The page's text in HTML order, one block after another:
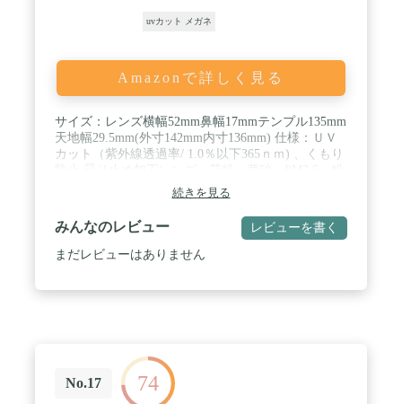
uvカット メガネ
Amazonで詳しく見る
サイズ：レンズ横幅52mm鼻幅17mmテンプル135mm
天地幅29.5mm(外寸142mm内寸136mm) 仕様：ＵＶ
カット（紫外線透過率/ 1.0％以下365ｎｍ) 、くもり
塵対応 / 顔にフィット、目立たない、曇りどめ、UV
カットと三拍子揃った花粉防止めがね。 認定：
JAPOC認証花粉対策製品 （数少ない花粉協会にも認
められた商品です。） / フードがフレームの内側に
ついているので、びっくりするほど目立たない。ツ
止眼鏡として愛され続け28年。 累計販売本数300万
本以上の実績。これから花粉防止眼鏡は信頼『ＪＡ
ＰＯＣ認証』の名古屋眼鏡スカッシーを。消費者満
続きを見る
みんなのレビュー レビューを書く
まだレビューはありません
No.17 74